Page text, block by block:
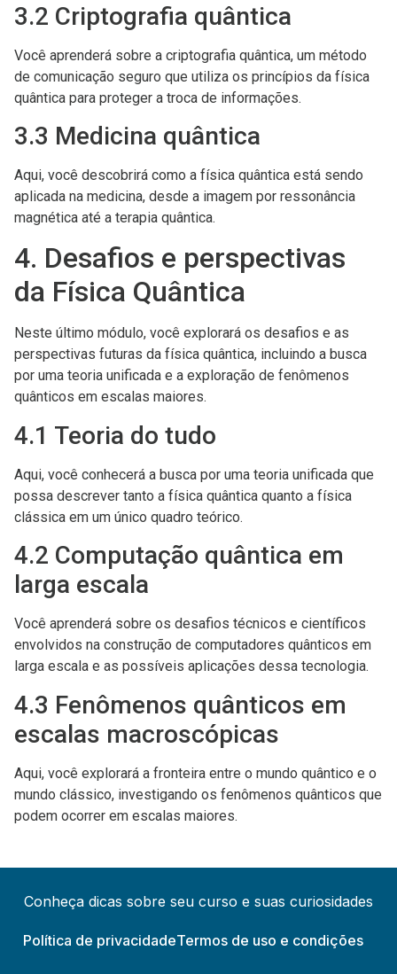
3.2 Criptografia quântica
Você aprenderá sobre a criptografia quântica, um método
de comunicação seguro que utiliza os princípios da física
quântica para proteger a troca de informações.
3.3 Medicina quântica
Aqui, você descobrirá como a física quântica está sendo
aplicada na medicina, desde a imagem por ressonância
magnética até a terapia quântica.
4. Desafios e perspectivas
da Física Quântica
Neste último módulo, você explorará os desafios e as
perspectivas futuras da física quântica, incluindo a busca
por uma teoria unificada e a exploração de fenômenos
quânticos em escalas maiores.
4.1 Teoria do tudo
Aqui, você conhecerá a busca por uma teoria unificada que
possa descrever tanto a física quântica quanto a física
clássica em um único quadro teórico.
4.2 Computação quântica em
larga escala
Você aprenderá sobre os desafios técnicos e científicos
envolvidos na construção de computadores quânticos em
larga escala e as possíveis aplicações dessa tecnologia.
4.3 Fenômenos quânticos em
escalas macroscópicas
Aqui, você explorará a fronteira entre o mundo quântico e o
mundo clássico, investigando os fenômenos quânticos que
podem ocorrer em escalas maiores.
Conheça dicas sobre seu curso e suas curiosidades
Política de privacidadeTermos de uso e condições